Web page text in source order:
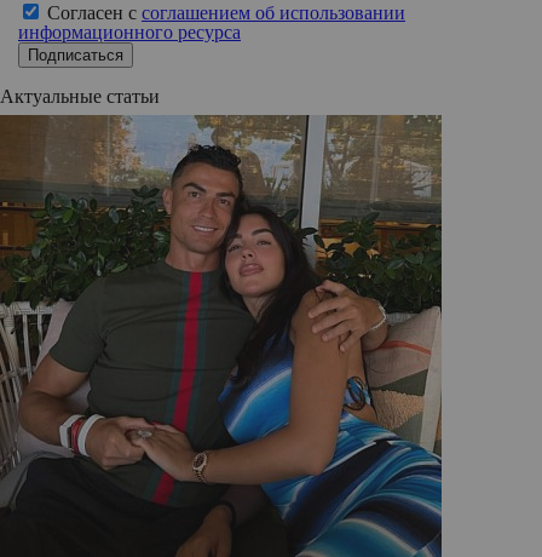
Согласен с соглашением об использовании
информационного ресурса
Подписаться
Актуальные статьи